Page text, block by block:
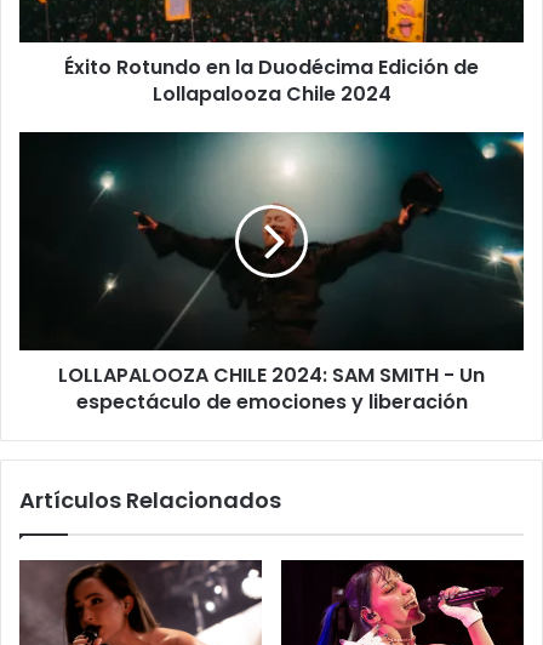
Éxito Rotundo en la Duodécima Edición de
Lollapalooza Chile 2024
LOLLAPALOOZA CHILE 2024: SAM SMITH - Un
espectáculo de emociones y liberación
Artículos Relacionados